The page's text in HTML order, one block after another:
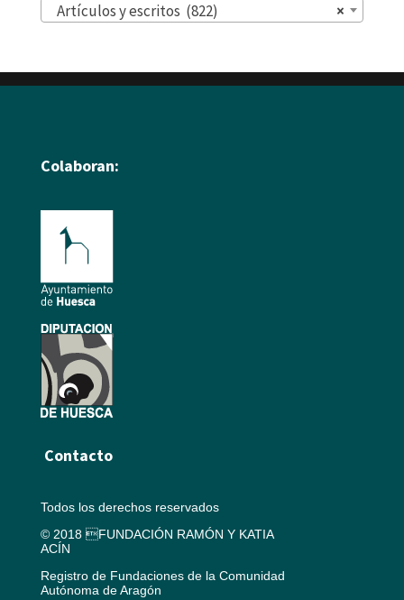
×
Artículos y escritos (822)
Colaboran:
Contacto
Todos los derechos reservados
© 2018 FUNDACIÓN RAMÓN Y KATIA
ACÍN
Registro de Fundaciones de la Comunidad
Autónoma de Aragón